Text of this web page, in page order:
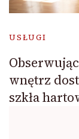
USŁUGI
wnętrz
szkła